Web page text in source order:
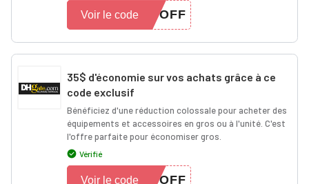
0OFF
Voir le code
35$ d'économie sur vos achats grâce à ce
code exclusif
Bénéficiez d'une réduction colossale pour acheter des
équipements et accessoires en gros ou à l'unité. C'est
l'offre parfaite pour économiser gros.
Vérifié
5OFF
Voir le code